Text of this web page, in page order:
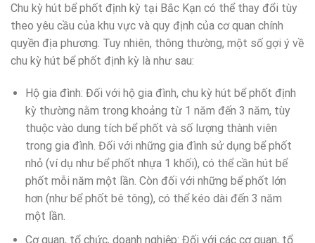
Chu kỳ hút bể phốt định kỳ tại Bắc Kạn có thể thay đổi tùy
theo yêu cầu của khu vực và quy định của cơ quan chính
quyền địa phương. Tuy nhiên, thông thường, một số gợi ý về
chu kỳ hút bể phốt định kỳ là như sau:
Hộ gia đình: Đối với hộ gia đình, chu kỳ hút bể phốt định
kỳ thường nằm trong khoảng từ 1 năm đến 3 năm, tùy
thuộc vào dung tích bể phốt và số lượng thành viên
trong gia đình. Đối với những gia đình sử dụng bể phốt
nhỏ (ví dụ như bể phốt nhựa 1 khối), có thể cần hút bể
phốt mỗi năm một lần. Còn đối với những bể phốt lớn
hơn (như bể phốt bê tông), có thể kéo dài đến 3 năm
một lần.
Cơ quan, tổ chức, doanh nghiệp: Đối với các cơ quan, tổ